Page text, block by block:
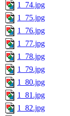
1_74.jpg
1_75.jpg
1_76.jpg
1_77.jpg
1_78.jpg
1_79.jpg
1_80.jpg
1_81.jpg
1_82.jpg